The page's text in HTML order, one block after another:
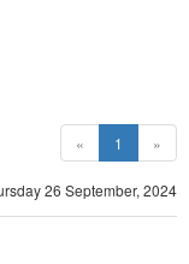
« 1 (current)
»
26 September, 2024